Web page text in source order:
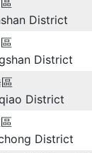
District
District
District
District